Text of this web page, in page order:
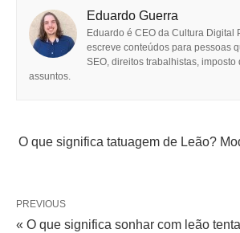
Eduardo Guerra
Eduardo é CEO da Cultura Digital
escreve conteúdos para pessoas
SEO, direitos trabalhistas, imposto
assuntos.
O que significa tatuagem de Leão?
PREVIOUS
« O que significa sonhar com leão